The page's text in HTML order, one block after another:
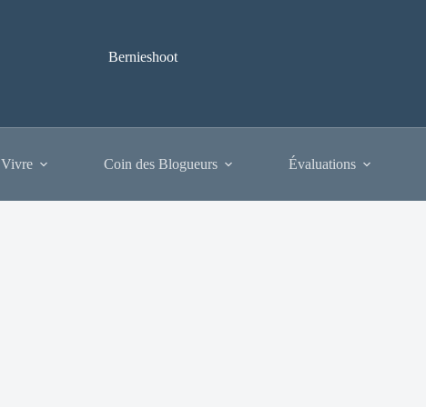
Bernieshoot
Coin des Blogueurs Évaluations